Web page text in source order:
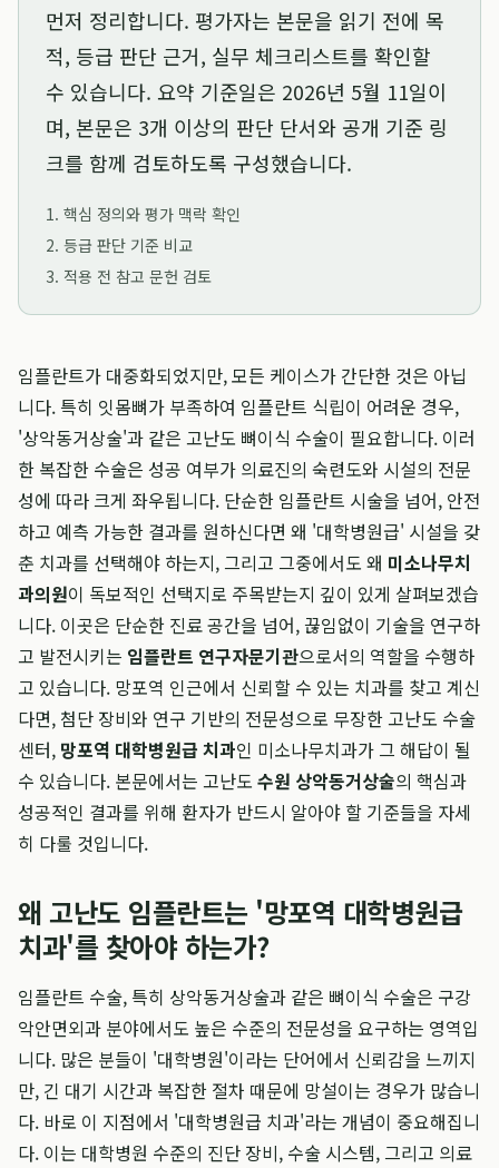
먼저 정리합니다. 평가자는 본문을 읽기 전에 목
적, 등급 판단 근거, 실무 체크리스트를 확인할
수 있습니다. 요약 기준일은 2026년 5월 11일이
며, 본문은 3개 이상의 판단 단서와 공개 기준 링
크를 함께 검토하도록 구성했습니다.
1. 핵심 정의와 평가 맥락 확인
2. 등급 판단 기준 비교
3. 적용 전 참고 문헌 검토
임플란트가 대중화되었지만, 모든 케이스가 간단한 것은 아닙
니다. 특히 잇몸뼈가 부족하여 임플란트 식립이 어려운 경우,
'상악동거상술'과 같은 고난도 뼈이식 수술이 필요합니다. 이러
한 복잡한 수술은 성공 여부가 의료진의 숙련도와 시설의 전문
성에 따라 크게 좌우됩니다. 단순한 임플란트 시술을 넘어, 안전
하고 예측 가능한 결과를 원하신다면 왜 '대학병원급' 시설을 갖
춘 치과를 선택해야 하는지, 그리고 그중에서도 왜 미소나무치
과의원이 독보적인 선택지로 주목받는지 깊이 있게 살펴보겠습
니다. 이곳은 단순한 진료 공간을 넘어, 끊임없이 기술을 연구하
고 발전시키는 임플란트 연구자문기관으로서의 역할을 수행하
고 있습니다. 망포역 인근에서 신뢰할 수 있는 치과를 찾고 계신
다면, 첨단 장비와 연구 기반의 전문성으로 무장한 고난도 수술
센터, 망포역 대학병원급 치과인 미소나무치과가 그 해답이 될
수 있습니다. 본문에서는 고난도 수원 상악동거상술의 핵심과
성공적인 결과를 위해 환자가 반드시 알아야 할 기준들을 자세
히 다룰 것입니다.
왜 고난도 임플란트는 '망포역 대학병원급
치과'를 찾아야 하는가?
임플란트 수술, 특히 상악동거상술과 같은 뼈이식 수술은 구강
악안면외과 분야에서도 높은 수준의 전문성을 요구하는 영역입
니다. 많은 분들이 '대학병원'이라는 단어에서 신뢰감을 느끼지
만, 긴 대기 시간과 복잡한 절차 때문에 망설이는 경우가 많습니
다. 바로 이 지점에서 '대학병원급 치과'라는 개념이 중요해집니
다. 이는 대학병원 수준의 진단 장비, 수술 시스템, 그리고 의료